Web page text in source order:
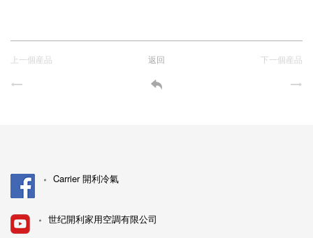
上一個産品 返回 下一個産品
Carrier 開利冷氣
世纪開利家用空調有限公司